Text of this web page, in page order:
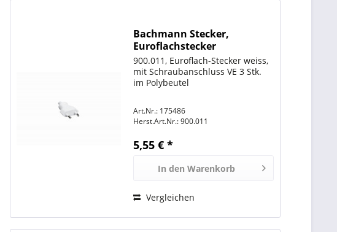
Bachmann Stecker,
Euroflachstecker
Schraubanschluss weiß,
2,5A/250V, 3St im Beutel
900.011, Euroflach-Stecker weiss,
mit Schraubanschluss VE 3 Stk.
im Polybeutel
Art.Nr.: 175486
Herst.Art.Nr.:900.011
5,55 € *
In den Warenkorb
Vergleichen